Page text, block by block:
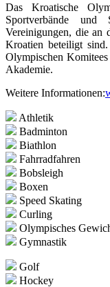
Das Kroatische
Sportverbände und
Vereinigungen, die an
Kroatien beteiligt
Olympischen
Akademie.
Weitere Informationen:
Athletik
Badminton
Biathlon
Fahrradfahren
Bobsleigh
Boxen
Speed Skating
Curling
Olympisches
Gymnastik
Golf
Hockey